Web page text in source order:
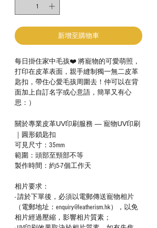
新增至購物車
每日掛住家中毛孩❤️ 將寵物的可愛萌照，
打印在皮革表面，親手縫制獨一無二皮革
匙扣，帶住心愛毛孩周圍去！仲可以在背
面加上自訂名字或心意語，簡單又有心
思：）
關於專業皮革UV印刷服務 — 寵物UV印刷
｜圓形鎖匙扣
可見尺寸：35mm
範圍：頭部至頸部不等
製作時間：約5-7個工作天
相片要求：
- 請於下單後，必須以電郵傳送寵物相片
（電郵地址：enquiry@leatherism.hk），以免
相片經過壓縮，影響相片質素；